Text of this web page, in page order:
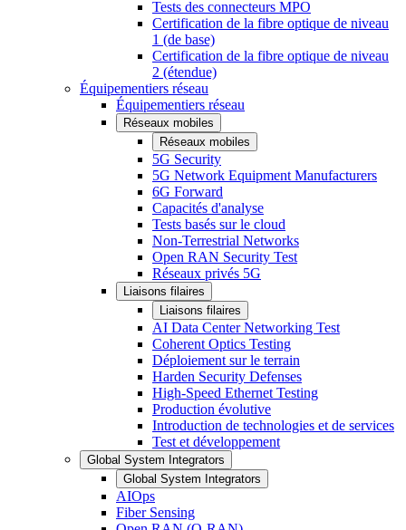
Tests des connecteurs MPO
Certification de la fibre optique de niveau
1 (de base)
Certification de la fibre optique de niveau
2 (étendue)
Équipementiers réseau
Équipementiers réseau
Réseaux mobiles
Réseaux mobiles
5G Security
5G Network Equipment Manufacturers
6G Forward
Capacités d'analyse
Tests basés sur le cloud
Non-Terrestrial Networks
Open RAN Security Test
Réseaux privés 5G
Liaisons filaires
Liaisons filaires
AI Data Center Networking Test
Coherent Optics Testing
Déploiement sur le terrain
Harden Security Defenses
High-Speed Ethernet Testing
Production évolutive
Introduction de technologies et de services
Test et développement
Global System Integrators
Global System Integrators
AIOps
Fiber Sensing